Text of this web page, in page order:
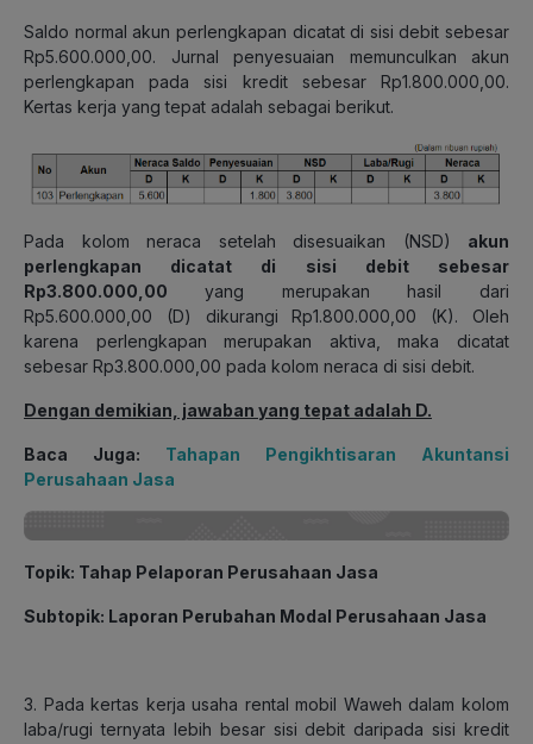
Saldo normal akun perlengkapan dicatat di sisi debit sebesar
Rp5.600.000,00. Jurnal penyesuaian memunculkan akun
perlengkapan pada sisi kredit sebesar Rp1.800.000,00.
Kertas kerja yang tepat adalah sebagai berikut.
Pada kolom neraca setelah disesuaikan (NSD) akun
perlengkapan dicatat di sisi debit sebesar
Rp3.800.000,00 yang merupakan hasil dari
Rp5.600.000,00 (D) dikurangi Rp1.800.000,00 (K). Oleh
karena perlengkapan merupakan aktiva, maka dicatat
sebesar Rp3.800.000,00 pada kolom neraca di sisi debit.
Dengan demikian, jawaban yang tepat adalah D.
Baca Juga: Tahapan Pengikhtisaran Akuntansi
Perusahaan Jasa
Topik: Tahap Pelaporan Perusahaan Jasa
Subtopik: Laporan Perubahan Modal Perusahaan Jasa
3. Pada kertas kerja usaha rental mobil Waweh dalam kolom
laba/rugi ternyata lebih besar sisi debit daripada sisi kredit